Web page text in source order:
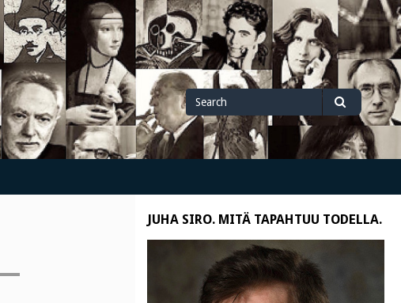
Search
for
Search
JUHA SIRO. MITÄ TAPAHTUU TODELLA.